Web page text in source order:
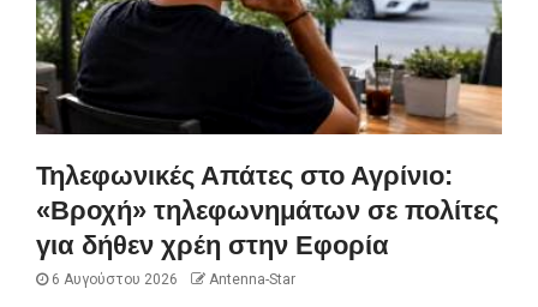
Τηλεφωνικές Απάτες στο Αγρίνιο:
«Βροχή» τηλεφωνημάτων σε πολίτες
για δήθεν χρέη στην Εφορία
6 Αυγούστου 2026 Antenna-Star